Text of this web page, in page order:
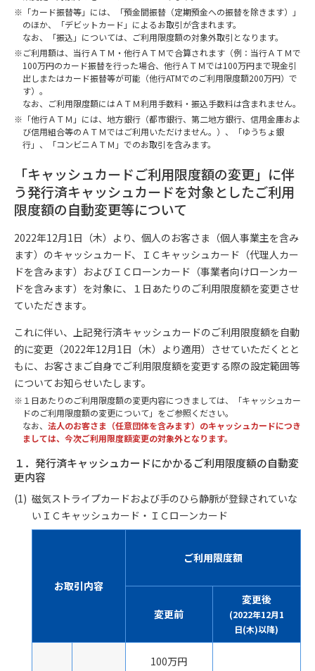
「カード振替等」には、「預金間振替（定期預金への振替を除きます）」
のほか、「デビットカード」によるお取引が含まれます。
なお、「振込」については、ご利用限度額の対象外取引となります。
ご利用額は、当行ＡＴＭ・他行ＡＴＭで合算されます（例：当行ＡＴＭで
100万円のカード振替を行った場合、他行ＡＴＭでは100万円まで現金引
出しまたはカード振替等が可能（他行ATMでのご利用限度額200万円）で
す）。
なお、ご利用限度額にはＡＴＭ利用手数料・振込手数料は含まれません。
「他行ＡＴＭ」には、地方銀行（都市銀行、第二地方銀行、信用金庫およ
び信用組合等のＡＴＭではご利用いただけません。）、「ゆうちょ銀
行」、「コンビニＡＴＭ」でのお取引を含みます。
「キャッシュカードご利用限度額の変更」に伴
う発行済キャッシュカードを対象としたご利用
限度額の自動変更等について
2022年12月1日（木）より、個人のお客さま（個人事業主を含み
ます）のキャッシュカード、ＩＣキャッシュカード（代理人カー
ドを含みます）およびＩＣローンカード（事業者向けローンカー
ドを含みます）を対象に、１日あたりのご利用限度額を変更させ
ていただきます。
これに伴い、上記発行済キャッシュカードのご利用限度額を自動
的に変更（2022年12月1日（木）より適用）させていただくとと
もに、お客さまご自身でご利用限度額を変更する際の設定範囲等
についてお知らせいたします。
１日あたりのご利用限度額の変更内容につきましては、「キャッシュカー
ドのご利用限度額の変更について」をご参照ください。
なお、 法人のお客さま（任意団体を含みます）のキャッシュカードにつき
ましては、今次ご利用限度額変更の対象外となります。
１．発行済キャッシュカードにかかるご利用限度額の自動変
更内容
磁気ストライプカードおよび手のひら静脈が登録されていな
いＩＣキャッシュカード・ＩＣローンカード
お取引内容
ご利用限度額
変更前
変更後
(2022年12月1
日(木)以降)
100万円